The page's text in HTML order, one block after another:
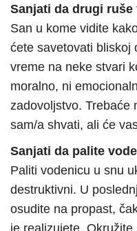
Sanjati da drugi ruše
San u kome vidite
ćete savetovati bliskoj
vreme na neke stvari
moralno, ni
zadovoljstvo. Trebaće
sam/a shvati, ali će
Sanjati da palite
Paliti vodenicu u snu
destruktivni. U
osudite na propast,
je realizujete.